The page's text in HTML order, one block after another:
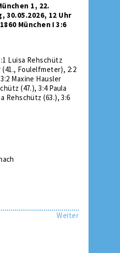
1, 22.
30.05.2026, 12 Uhr
München I 3:6
Luisa Rehschütz
(41., Foulelfmeter), 2:2
Maxine Hausler
(47.), 3:4 Paula
Rehschütz (63.), 3:6
Weiter